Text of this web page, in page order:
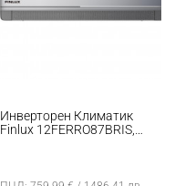
Инверторен Климатик
Finlux 12FERRO87BRIS,